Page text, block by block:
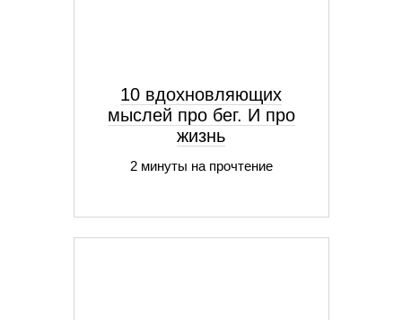
10 вдохновляющих
мыслей про бег. И про
жизнь
2 минуты на прочтение